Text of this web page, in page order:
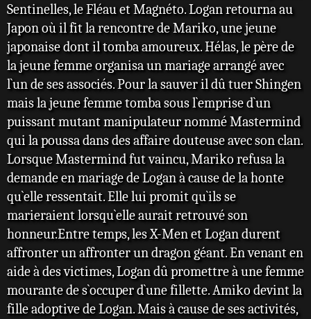
Sentinelles, le Fléau et Magnéto. Logan retourna au
Japon où il fit la rencontre de Mariko, une jeune
japonaise dont il tomba amoureux. Hélas, le père de
la jeune femme organisa un mariage arrangé avec
l`un de ses associés. Pour la sauver il dû tuer Shingen
mais la jeune femme tomba sous l`emprise d`un
puissant mutant manipulateur nommé Mastermind
qui la poussa dans des affaire douteuse avec son clan.
Lorsque Mastermind fut vaincu, Mariko refusa la
demande en mariage de Logan à cause de la honte
qu`elle ressentait. Elle lui promit qu`ils se
marieraient lorsqu`elle aurait retrouvé son
honneur.Entre temps, les X-Men et Logan durent
affronter un affronter un dragon géant. En venant en
aide à des victimes, Logan dû promettre à une femme
mourante de s`occuper d`une fillette. Amiko devint la
fille adoptive de Logan. Mais à cause de ses activités,